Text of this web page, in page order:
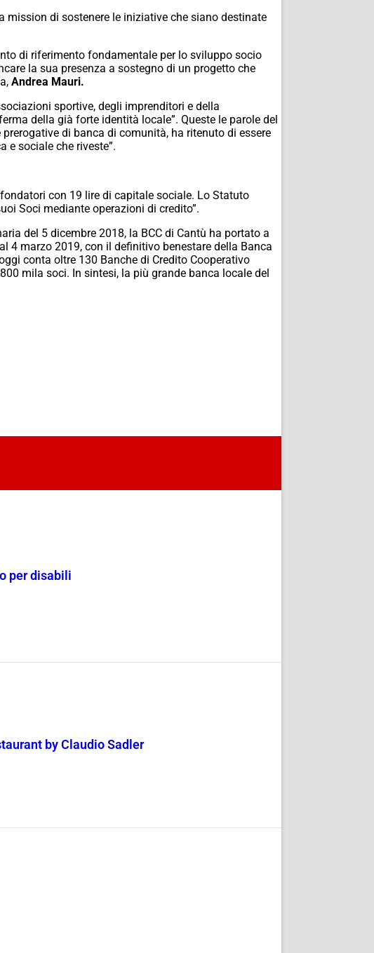
mission di sostenere le iniziative che siano destinate
di riferimento fondamentale per lo sviluppo socio
la sua presenza a sostegno di un progetto che
Andrea Mauri.
sportive, degli imprenditori e della
della già forte identità locale”. Queste le parole del
prerogative di banca di comunità, ha ritenuto di essere
e sociale che riveste”.
con 19 lire di capitale sociale. Lo Statuto
Soci mediante operazioni di credito”.
del 5 dicembre 2018, la BCC di Cantù ha portato a
4 marzo 2019, con il definitivo benestare della Banca
conta oltre 130 Banche di Credito Cooperativo
mila soci. In sintesi, la più grande banca locale del
per disabili
by Claudio Sadler